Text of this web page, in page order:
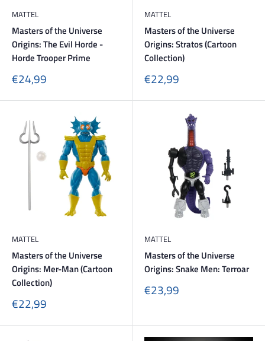
MATTEL
Masters of the Universe
Origins: The Evil Horde -
Horde Trooper Prime
Sonderpreis
€24,99
MATTEL
Masters of the Universe
Origins: Stratos (Cartoon
Collection)
Sonderpreis
€22,99
MATTEL
Masters of the Universe
Origins: Mer-Man (Cartoon
Collection)
Sonderpreis
€22,99
MATTEL
Masters of the Universe
Origins: Snake Men: Terroar
Sonderpreis
€23,99